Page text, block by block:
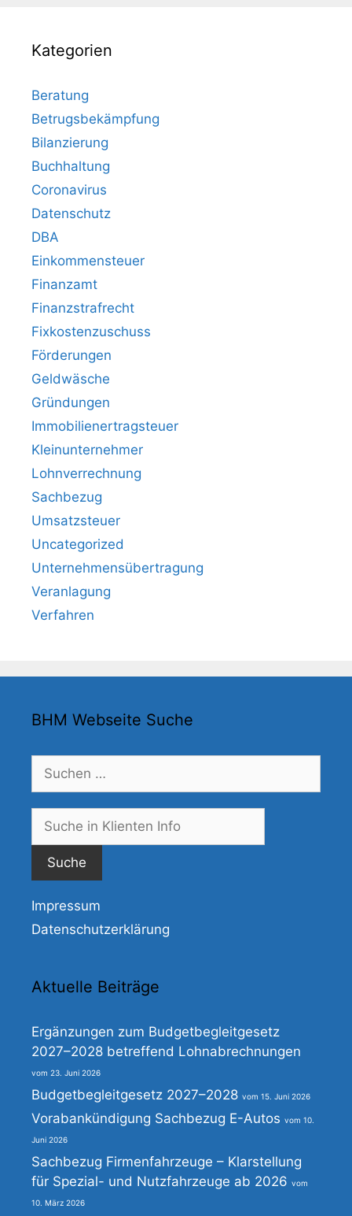
Kategorien
Beratung
Betrugsbekämpfung
Bilanzierung
Buchhaltung
Coronavirus
Datenschutz
DBA
Einkommensteuer
Finanzamt
Finanzstrafrecht
Fixkostenzuschuss
Förderungen
Geldwäsche
Gründungen
Immobilienertragsteuer
Kleinunternehmer
Lohnverrechnung
Sachbezug
Umsatzsteuer
Uncategorized
Unternehmensübertragung
Veranlagung
Verfahren
BHM Webseite Suche
Suchen
nach:
Impressum
Datenschutzerklärung
Aktuelle Beiträge
Ergänzungen zum Budgetbegleitgesetz
2027–2028 betreffend Lohnabrechnungen
23. Juni 2026
Budgetbegleitgesetz 2027–2028 15. Juni 2026
Vorabankündigung Sachbezug E-Autos 10.
Juni 2026
Sachbezug Firmenfahrzeuge – Klarstellung
für Spezial- und Nutzfahrzeuge ab 2026
10. März 2026